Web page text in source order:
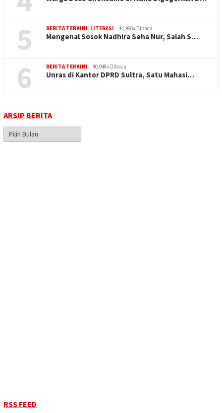
5 BERITA TERKINI LITERASI 44,966x Dibaca
Mengenal Sosok Nadhira Seha Nur, Salah S…
6 BERITA TERKINI 40,948x Dibaca
Unras di Kantor DPRD Sultra, Satu Mahasi…
ARSIP BERITA
Arsip
Berita
RSS FEED